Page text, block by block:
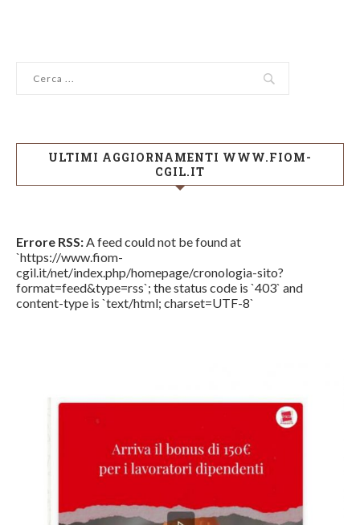
ULTIMI AGGIORNAMENTI WWW.FIOM-
CGIL.IT
Errore RSS:A feed could not be found at
`https://www.fiom-
cgil.it/net/index.php/homepage/cronologia-sito?
format=feed&type=rss`; the status code is `403` and
content-type is `text/html; charset=UTF-8`